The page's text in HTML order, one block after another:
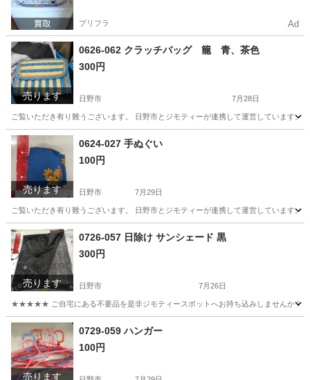
プリフラ Ad
売ります
0626-062 クラッチバッグ 籠 青、茶色
300円
日野市 7月28日
ご覧いただき有り難うございます。 日野市とジモティーが連携して運営していま
東京 日野市 現地
売ります
0624-027 手ぬぐい
100円
日野市 7月29日
ご覧いただき有り難うございます。 日野市とジモティーが連携して運営していま
東京 日野市 現地
売ります
0726-057 日除け サンシェード 黒
300円
日野市 7月26日
★★★★★ ご自宅にある不要品を是非ジモティースポットへお持ち込みしませんか？
東京 日野市 サンシェード
売ります
0729-059 ハンガー
100円